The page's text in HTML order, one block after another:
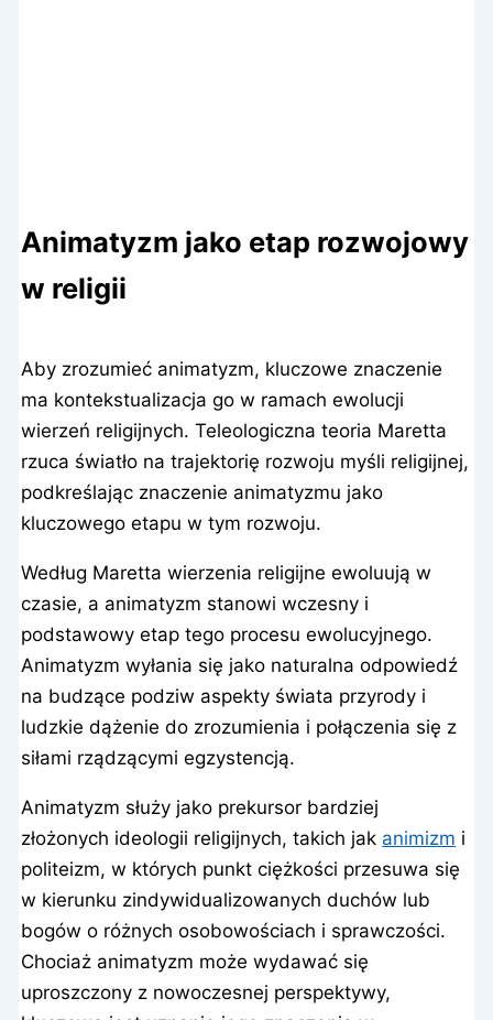
Animatyzm jako etap rozwojowy
w religii
Aby zrozumieć animatyzm, kluczowe znaczenie
ma kontekstualizacja go w ramach ewolucji
wierzeń religijnych. Teleologiczna teoria Maretta
rzuca światło na trajektorię rozwoju myśli religijnej,
podkreślając znaczenie animatyzmu jako
kluczowego etapu w tym rozwoju.
Według Maretta wierzenia religijne ewoluują w
czasie, a animatyzm stanowi wczesny i
podstawowy etap tego procesu ewolucyjnego.
Animatyzm wyłania się jako naturalna odpowiedź
na budzące podziw aspekty świata przyrody i
ludzkie dążenie do zrozumienia i połączenia się z
siłami rządzącymi egzystencją.
Animatyzm służy jako prekursor bardziej
złożonych ideologii religijnych, takich jak animizm i
politeizm, w których punkt ciężkości przesuwa się
w kierunku zindywidualizowanych duchów lub
bogów o różnych osobowościach i sprawczości.
Chociaż animatyzm może wydawać się
uproszczony z nowoczesnej perspektywy,